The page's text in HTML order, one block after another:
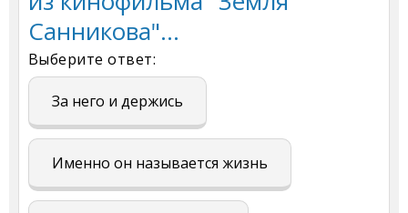
Санникова"...
Выберите ответ:
За него и держись
Именно он называется жизнь